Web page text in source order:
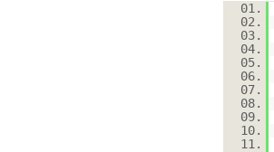
01.
02.
03.
04.
05.
06.
07.
08.
09.
10.
11.